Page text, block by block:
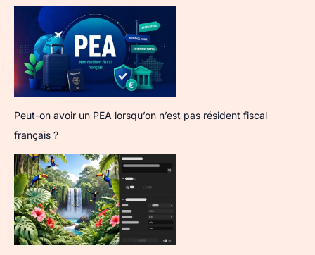
Peut-on avoir un PEA lorsqu’on n’est pas résident fiscal
français ?